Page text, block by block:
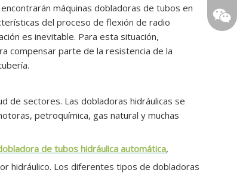
máquinas dobladoras de tubos en
del proceso de flexión de radio
es inevitable. Para esta situación,
compensar parte de la resistencia de la
de sectores. Las dobladoras hidráulicas se
petroquímica, gas natural y muchas
de tubos hidráulica automática,
hidráulico. Los diferentes tipos de dobladoras
0086